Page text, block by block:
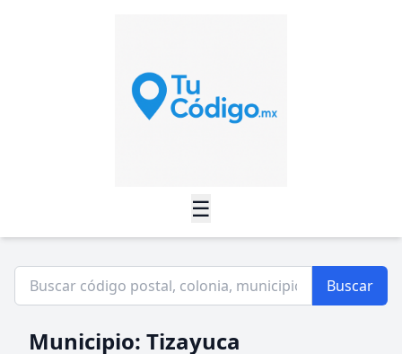
☰
Buscar
Municipio: Tizayuca